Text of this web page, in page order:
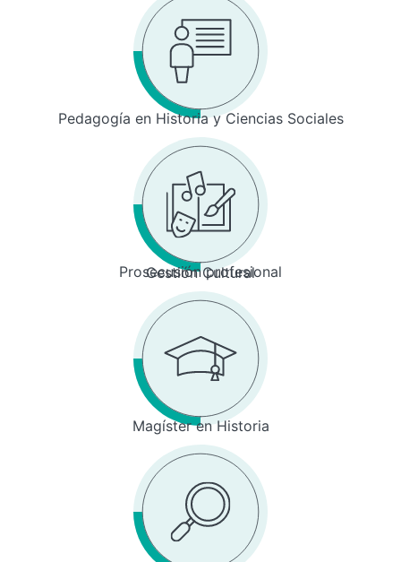
Pedagogía en Historia y Ciencias Sociales
Prosecusión profesional
Gestión Cultural
Magíster en Historia